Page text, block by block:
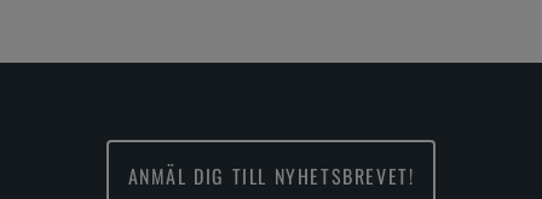
ANMÄL DIG TILL NYHETSBREVET!